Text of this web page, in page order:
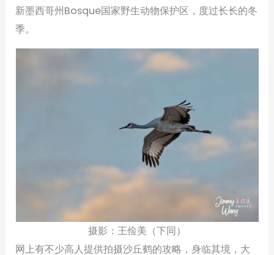
新墨西哥州Bosque国家野生动物保护区，度过长长的冬
季。
摄影：王俭美（下同）
网上有不少高人提供拍摄沙丘鹤的攻略，身临其境，大